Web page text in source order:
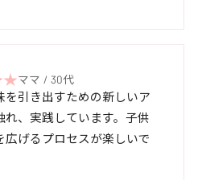
ママ / 30代
を引き出すための新しいア
れ、実践しています。子供
広げるプロセスが楽しいで